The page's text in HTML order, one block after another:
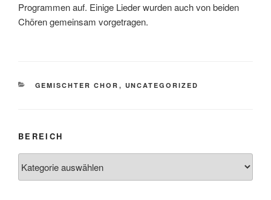
Programmen auf. Einige Lieder wurden auch von beiden
Chören gemeinsam vorgetragen.
KATEGORIEN
GEMISCHTER CHOR , UNCATEGORIZED
BEREICH